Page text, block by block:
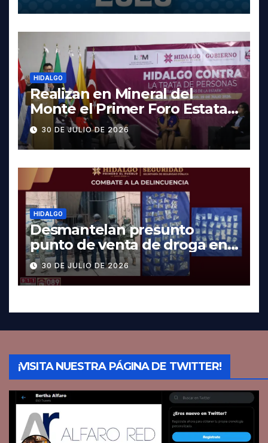
HIDALGO
Realizan en Mineral del
Monte el Primer Foro Estatal
contra la Trata de Personas
30 DE JULIO DE 2026
HIDALGO
Desmantelan presunto
punto de venta de droga en
Pachuca; hay dos detenidos
30 DE JULIO DE 2026
¡VISITA NUESTRA PÁGINA DE TWITTER!